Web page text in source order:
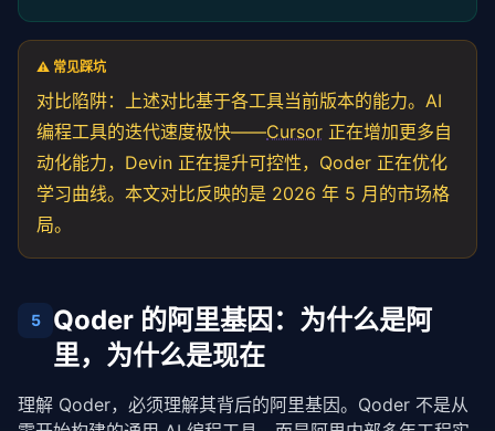
⚠️ 常见踩坑
对比陷阱：上述对比基于各工具当前版本的能力。AI
编程工具的迭代速度极快——Cursor 正在增加更多自
动化能力，Devin 正在提升可控性，Qoder 正在优化
学习曲线。本文对比反映的是 2026 年 5 月的市场格
局。
5
Qoder 的阿里基因：为什么是阿
里，为什么是现在
理解 Qoder，必须理解其背后的阿里基因。Qoder 不是从